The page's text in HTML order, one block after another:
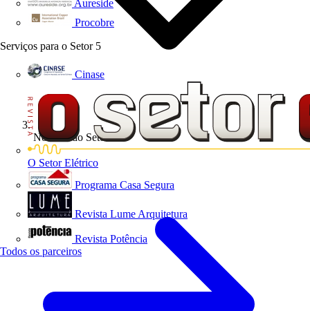
Aureside
Procobre
Serviços para o Setor 5
Cinase
O Setor Elétrico
Programa Casa Segura
Revista Lume Arquitetura
Revista Potência
Todos os parceiros
Notícias do Setor